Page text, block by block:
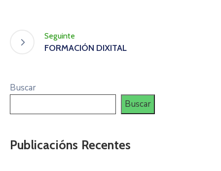
Seguinte
FORMACIÓN DIXITAL
Buscar
Buscar
Publicacións Recentes